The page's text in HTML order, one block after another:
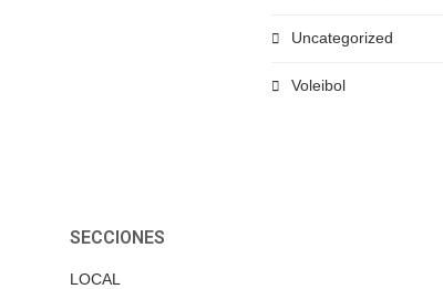
Uncategorized
Voleibol
SECCIONES
LOCAL